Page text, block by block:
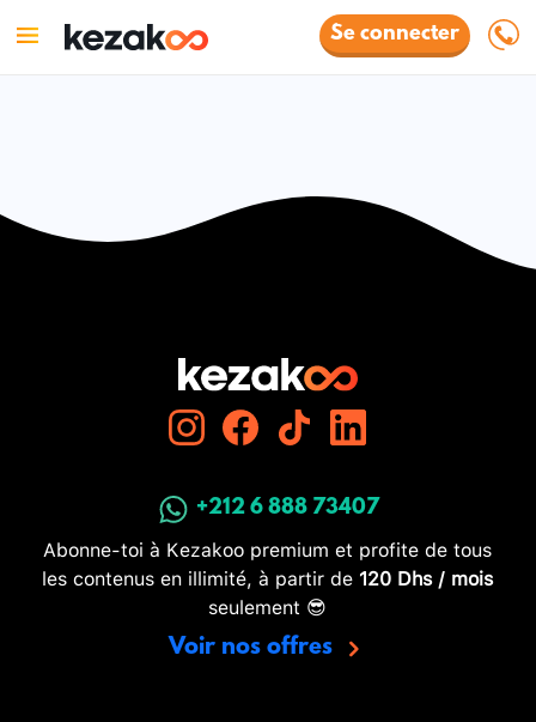
Se connecter
+212 6 888 73407
Abonne-toi à Kezakoo premium et profite de tous
les contenus en illimité, à partir de 120 Dhs / mois
seulement 😎
Voir nos offres